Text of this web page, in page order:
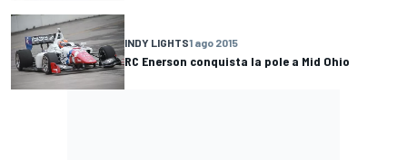
INDY LIGHTS1 ago 2015
RC Enerson conquista la pole a Mid Ohio